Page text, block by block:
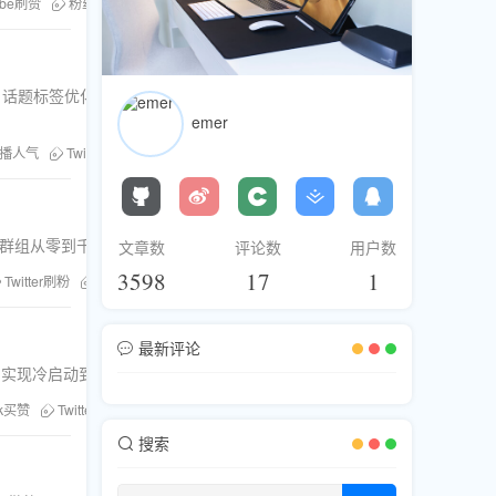
题标签优化、跨平台联动等社交策略，实现Twitter视频播放量的暴涨
人气 Twitter刷赞 刷分享服务
从零到千人的飞跃增长，包含流程、案例与风险规避方法。
Twitter刷粉 粉丝库 Instagram刷粉 刷分享
冷启动到热门话题的跨越。内含分阶段执行方案与SEO合规指南。
赞 Twitter刷粉
emer
文章数
3598
评论数
17
用户数
1
最新评论
搜索